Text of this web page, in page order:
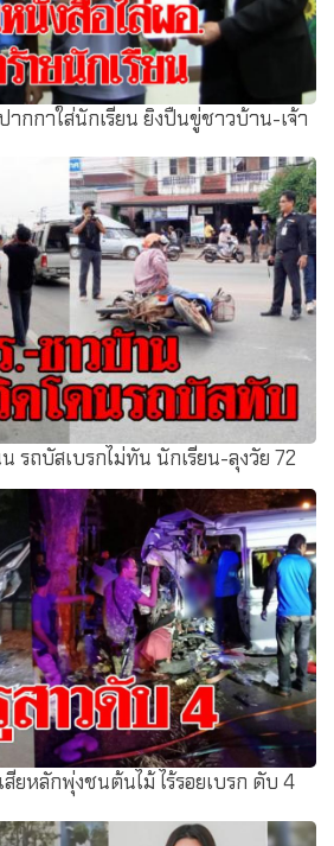
ากกาใส่นักเรียน ยิงปืนขู่ชาวบ้าน-เจ้า
รถบัสเบรกไม่ทัน นักเรียน-ลุงวัย 72
ยหลักพุ่งชนต้นไม้ ไร้รอยเบรก ดับ 4